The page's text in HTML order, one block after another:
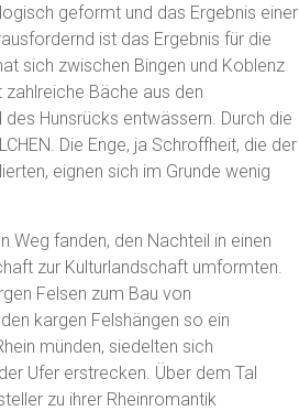
geformt und das Ergebnis einer
ist das Ergebnis für die
sich zwischen Bingen und Koblenz
Bäche aus den
Hunsrücks entwässern. Durch die
Die Enge, ja Schroffheit, die der
eignen sich im Grunde wenig
Weg fanden, den Nachteil in einen
zur Kulturlandschaft umformten.
Felsen zum Bau von
kargen Felshängen so ein
münden, siedelten sich
Ufer erstrecken. Über dem Tal
zu ihrer Rheinromantik